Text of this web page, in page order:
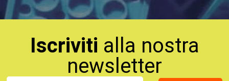
Iscriviti alla nostra
newsletter